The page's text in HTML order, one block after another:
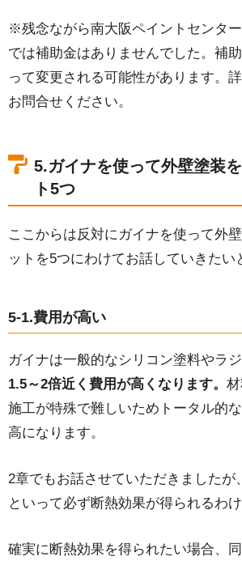
※残念ながら南大阪ペイントセンタ
では補助金はありませんでした。補
って変更される可能性があります。
お問合せください。
5.ガイナを使って外壁塗装
ト5つ
ここからは反対にガイナを使って外
ットを5つにわけてお話していきたい
5-1.費用が高い
ガイナは一般的なシリコン塗料やラ
1.5～2倍近く費用が高くなります。
施工が特殊で難しいためトータル的
高になります。
2章でもお話させていただきましたが
といって必ず断熱効果が得られるわ
確実に断熱効果を得られたい場合、